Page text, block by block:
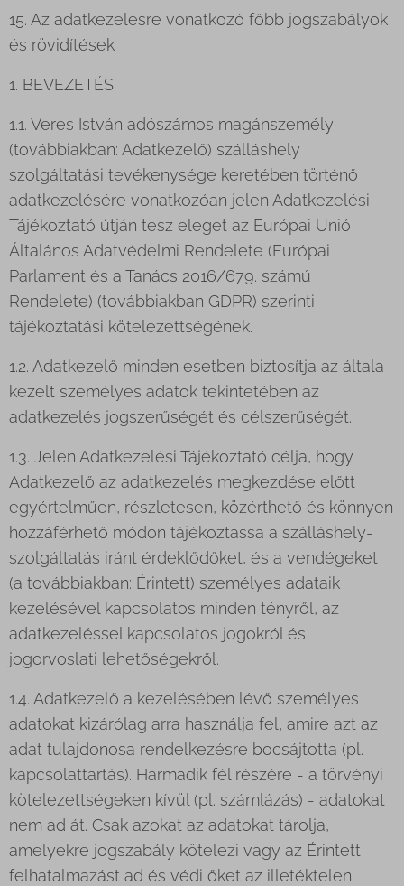
15. Az adatkezelésre vonatkozó főbb jogszabályok
és rövidítések
1. BEVEZETÉS
1.1. Veres István adószámos magánszemély
(továbbiakban: Adatkezelő) szálláshely
szolgáltatási tevékenysége keretében történő
adatkezelésére vonatkozóan jelen Adatkezelési
Tájékoztató útján tesz eleget az Európai Unió
Általános Adatvédelmi Rendelete (Európai
Parlament és a Tanács 2016/679. számú
Rendelete) (továbbiakban GDPR) szerinti
tájékoztatási kötelezettségének.
1.2. Adatkezelő minden esetben biztosítja az általa
kezelt személyes adatok tekintetében az
adatkezelés jogszerűségét és célszerűségét.
1.3. Jelen Adatkezelési Tájékoztató célja, hogy
Adatkezelő az adatkezelés megkezdése előtt
egyértelműen, részletesen, közérthető és könnyen
hozzáférhető módon tájékoztassa a szálláshely-
szolgáltatás iránt érdeklődőket, és a vendégeket
(a továbbiakban: Érintett) személyes adataik
kezelésével kapcsolatos minden tényről, az
adatkezeléssel kapcsolatos jogokról és
jogorvoslati lehetőségekről.
1.4. Adatkezelő a kezelésében lévő személyes
adatokat kizárólag arra használja fel, amire azt az
adat tulajdonosa rendelkezésre bocsájtotta (pl.
kapcsolattartás). Harmadik fél részére - a törvényi
kötelezettségeken kívül (pl. számlázás) - adatokat
nem ad át. Csak azokat az adatokat tárolja,
amelyekre jogszabály kötelezi vagy az Érintett
felhatalmazást ad és védi őket az illetéktelen